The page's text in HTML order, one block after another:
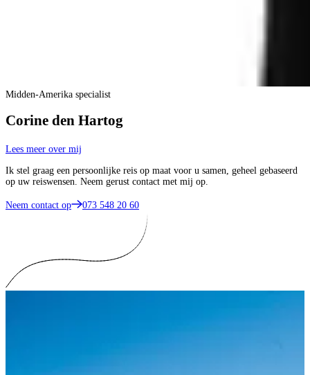
Midden-Amerika specialist
Corine den Hartog
Lees meer over mij
Ik stel graag een persoonlijke reis op maat voor u samen, geheel gebaseerd
op uw reiswensen. Neem gerust contact met mij op.
Neem contact op 073 548 20 60